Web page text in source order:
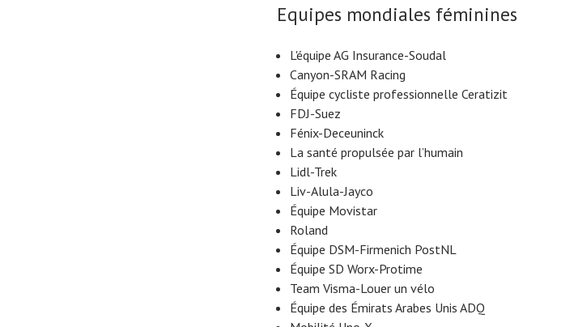
Equipes mondiales féminines
L'équipe AG Insurance-Soudal
Canyon-SRAM Racing
Équipe cycliste professionnelle Ceratizit
FDJ-Suez
Fénix-Deceuninck
La santé propulsée par l’humain
Lidl-Trek
Liv-Alula-Jayco
Équipe Movistar
Roland
Équipe DSM-Firmenich PostNL
Équipe SD Worx-Protime
Team Visma-Louer un vélo
Équipe des Émirats Arabes Unis ADQ